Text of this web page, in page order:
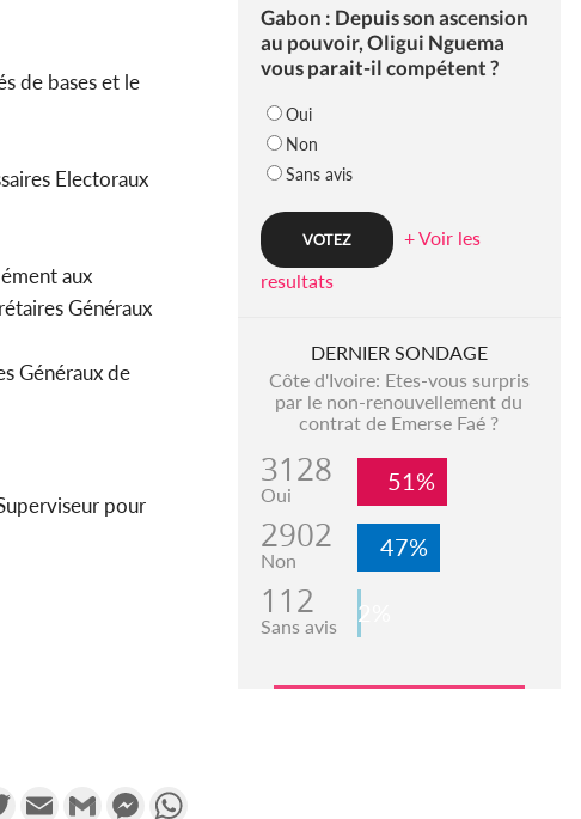
de bases et le
Electoraux
aux
Généraux
Généraux de
pour
TwitterEmail Gmail Messenger
Gabon : Depuis son ascension
au pouvoir, Oligui Nguema
vous parait-il compétent ?
Oui
Non
Sans avis
+ Voir les
resultats
DERNIER SONDAGE
Côte d'Ivoire: Etes-vous surpris
par le non-renouvellement du
contrat de Emerse Faé ?
3128
Oui 51%
2902
Non 47%
112
Sans avis 2%